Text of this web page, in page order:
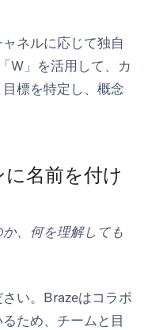
ネルに応じて独自
W」を活用して、カ
標を特定し、概念
に名前を付け
、何を理解しても
い。Brazeはコラボ
ため、チームと目